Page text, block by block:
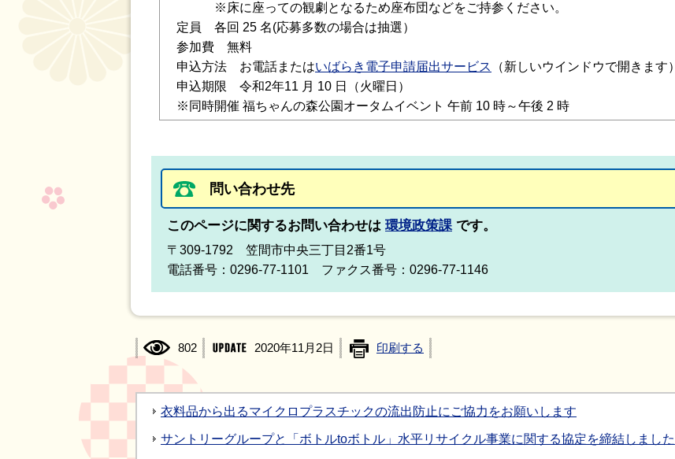
※床に座っての観劇となるため座布団などをご持参ください。
定員 各回 25 名(応募多数の場合は抽選）
参加費 無料
申込方法 お電話またはいばらき電子申請届出サービス （新しいウインドウで開きます）
申込期限 令和2年11 月 10 日（火曜日）
※同時開催 福ちゃんの森公園オータムイベント 午前 10 時～午後 2 時
問い合わせ先
このページに関するお問い合わせは 環境政策課 です。
〒309-1792 笠間市中央三丁目2番1号
電話番号：0296-77-1101 ファクス番号：0296-77-1146
802 2020年11月2日 印刷する
衣料品から出るマイクロプラスチックの流出防止にご協力をお願いします
サントリーグループと「ボトルtoボトル」水平リサイクル事業に関する協定を締結しました